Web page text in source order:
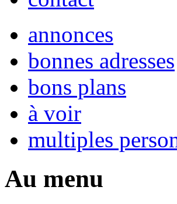
annonces
bonnes adresses
bons plans
à voir
multiples
Au menu